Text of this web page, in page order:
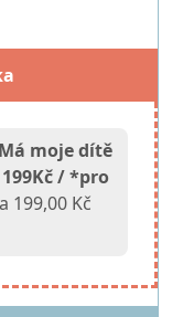
moje dítě
/ *pro
199,00 Kč